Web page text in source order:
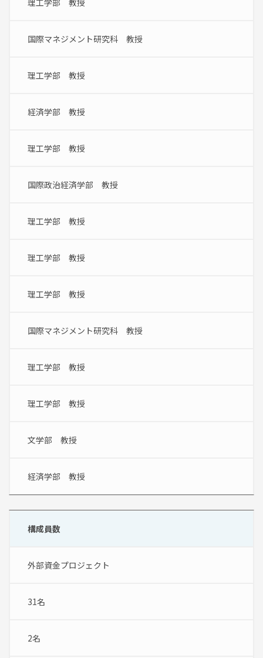
国際マネジメント研究科　教授
理工学部　教授
経済学部　教授
理工学部　教授
国際政治経済学部　教授
理工学部　教授
理工学部　教授
理工学部　教授
国際マネジメント研究科　教授
理工学部　教授
理工学部　教授
文学部　教授
経済学部　教授
構成員数
外部資金プロジェクト
31名
2名